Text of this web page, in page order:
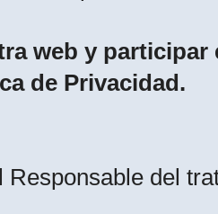
web y
de Privacidad.
Responsable del